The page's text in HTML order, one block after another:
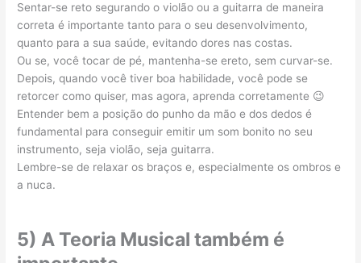
Sentar-se reto segurando o violão ou a guitarra de maneira
correta é importante tanto para o seu desenvolvimento,
quanto para a sua saúde, evitando dores nas costas.
Ou se, você tocar de pé, mantenha-se ereto, sem curvar-se.
Depois, quando você tiver boa habilidade, você pode se
retorcer como quiser, mas agora, aprenda corretamente 😉
Entender bem a posição do punho da mão e dos dedos é
fundamental para conseguir emitir um som bonito no seu
instrumento, seja violão, seja guitarra.
Lembre-se de relaxar os braços e, especialmente os ombros e
a nuca.
5) A Teoria Musical também é